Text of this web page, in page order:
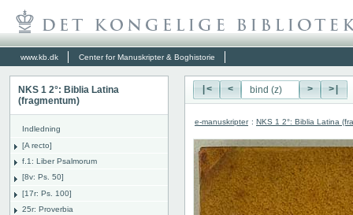
www.kb.dk Center for Manuskripter & Boghistorie
NKS 1 2°: Biblia Latina
(fragmentum)
Indledning
[A recto]
f.1: Liber Psalmorum
[8v: Ps. 50]
[17r: Ps. 100]
25r: Proverbia
|< < > >|
e-manuskripter : NKS 1 2°: Biblia Latina